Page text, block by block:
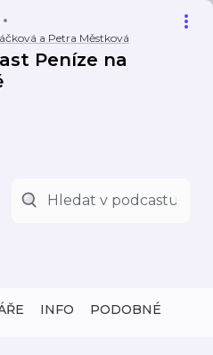
a Petra Městková
Peníze na
INFO PODOBNÉ